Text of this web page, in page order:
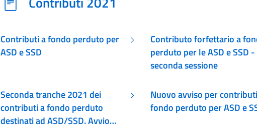
Contributi a fondo perduto per
ASD e SSD
Contributo forfettario a
perduto per le ASD e SSD -
seconda sessione
Seconda tranche 2021 dei
contributi a fondo perduto
destinati ad ASD/SSD. Avvio
Nuovo avviso per
fondo perduto per ASD e